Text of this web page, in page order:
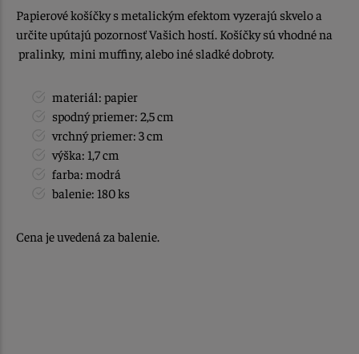
Papierové košíčky s metalickým efektom vyzerajú skvelo a
určite upútajú pozornosť Vašich hostí. Košíčky sú vhodné na
pralinky, mini muffiny, alebo iné sladké dobroty.
materiál: papier
spodný priemer: 2,5 cm
vrchný priemer: 3 cm
výška: 1,7 cm
farba: modrá
balenie: 180 ks
Cena je uvedená za balenie.